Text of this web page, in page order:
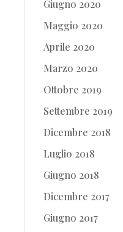
Giugno 2020
Maggio 2020
Aprile 2020
Marzo 2020
Ottobre 2019
Settembre 2019
Dicembre 2018
Luglio 2018
Giugno 2018
Dicembre 2017
Giugno 2017